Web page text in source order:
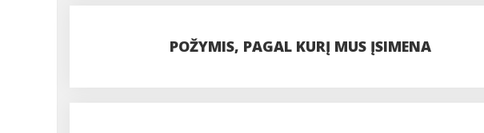
POŽYMIS, PAGAL KURĮ MUS ĮSIMENA